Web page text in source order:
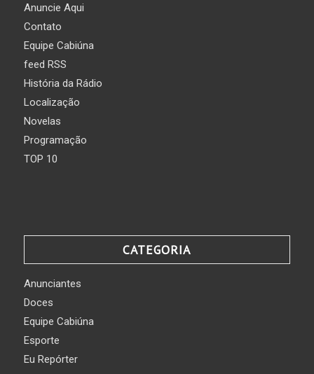
Anuncie Aqui
Contato
Equipe Cabiúna
feed RSS
História da Rádio
Localização
Novelas
Programação
TOP 10
CATEGORIA
Anunciantes
Doces
Equipe Cabiúna
Esporte
Eu Repórter